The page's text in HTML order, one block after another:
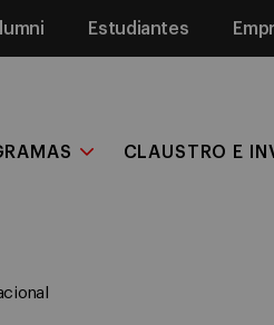
Estudiantes
CLAUSTRO E